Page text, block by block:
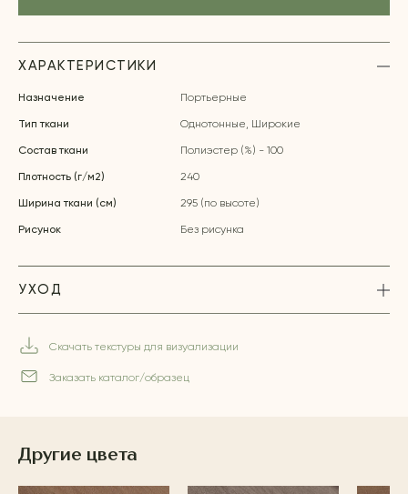
ХАРАКТЕРИСТИКИ
Назначение Портьерные
Тип ткани Однотонные, Широкие
Состав ткани Полиэстер (%) - 100
Плотность (г/м2) 240
Ширина ткани (см) 295 (по высоте)
Рисунок Без рисунка
УХОД
Скачать текстуры для визуализации
Заказать каталог/образец
Другие цвета